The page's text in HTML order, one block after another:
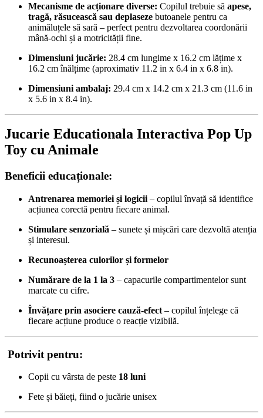
Mecanisme de acționare diverse: Copilul trebuie să apese,
tragă, răsucească sau deplaseze butoanele pentru ca
animăluțele să sară – perfect pentru dezvoltarea coordonării
mână-ochi și a motricității fine.
Dimensiuni jucărie: 28.4 cm lungime x 16.2 cm lățime x
16.2 cm înălțime (aproximativ 11.2 in x 6.4 in x 6.8 in).
Dimensiuni ambalaj: 29.4 cm x 14.2 cm x 21.3 cm (11.6 in
x 5.6 in x 8.4 in).
Jucarie Educationala Interactiva Pop Up
Toy cu Animale
Beneficii educaționale:
Antrenarea memoriei și logicii – copilul învață să identifice
acțiunea corectă pentru fiecare animal.
Stimulare senzorială – sunete și mișcări care dezvoltă atenția
și interesul.
Recunoașterea culorilor și formelor
Numărare de la 1 la 3 – capacurile compartimentelor sunt
marcate cu cifre.
Învățare prin asociere cauză-efect – copilul înțelege că
fiecare acțiune produce o reacție vizibilă.
Potrivit pentru:
Copii cu vârsta de peste 18 luni
Fete și băieți, fiind o jucărie unisex